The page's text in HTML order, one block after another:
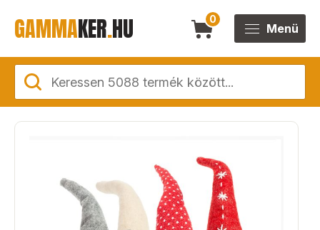
GAMMAKER.HU 0
Menü